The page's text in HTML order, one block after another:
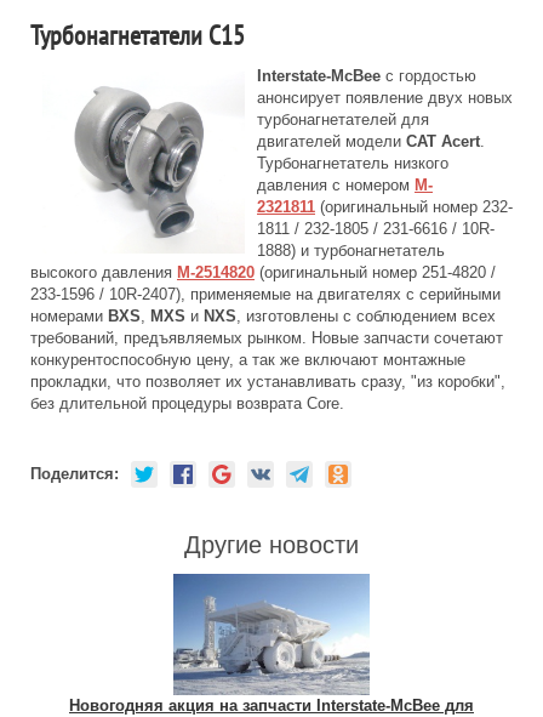
Турбонагнетатели C15
Interstate-McBee с гордостью
анонсирует появление двух новых
турбонагнетателей для
двигателей модели CAT Acert.
Турбонагнетатель низкого
давления с номером M-
2321811 (оригинальный номер 232-
1811 / 232-1805 / 231-6616 / 10R-
1888) и турбонагнетатель
высокого давления M-2514820 (оригинальный номер 251-4820 /
233-1596 / 10R-2407), применяемые на двигателях с серийными
номерами BXS, MXS и NXS, изготовлены с соблюдением всех
требований, предъявляемых рынком. Новые запчасти сочетают
конкурентоспособную цену, а так же включают монтажные
прокладки, что позволяет их устанавливать сразу, "из коробки",
без длительной процедуры возврата Core.
Поделится:
Другие новости
Новогодняя акция на запчасти Interstate-McBee для